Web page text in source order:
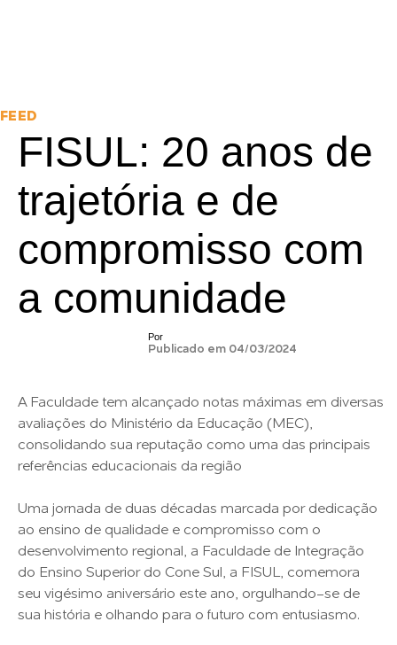
FEED
FISUL: 20 anos de
trajetória e de
compromisso com
a comunidade
Por
Publicado em 04/03/2024
A Faculdade tem alcançado notas máximas em diversas
avaliações do Ministério da Educação (MEC),
consolidando sua reputação como uma das principais
referências educacionais da região
Uma jornada de duas décadas marcada por dedicação
ao ensino de qualidade e compromisso com o
desenvolvimento regional, a Faculdade de Integração
do Ensino Superior do Cone Sul, a FISUL, comemora
seu vigésimo aniversário este ano, orgulhando-se de
sua história e olhando para o futuro com entusiasmo.